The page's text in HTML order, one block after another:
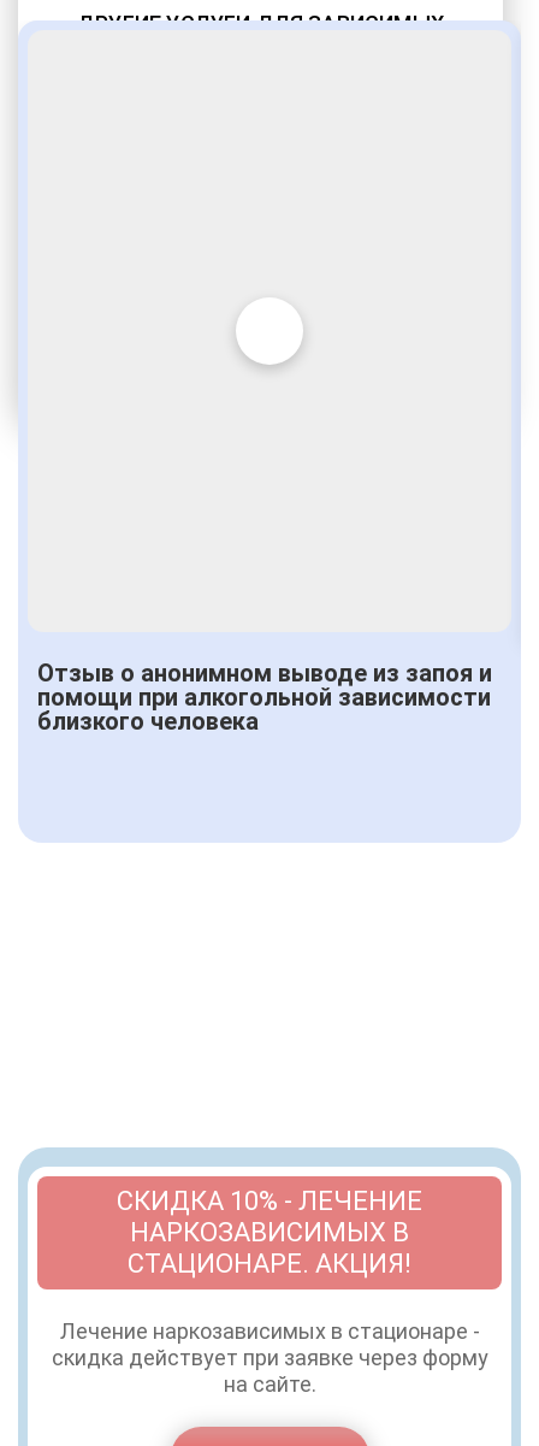
ДРУГИЕ УСЛУГИ ДЛЯ ЗАВИСИМЫХ
Отзыв о анонимном выводе из запоя и
помощи при алкогольной зависимости
близкого человека
СКИДКА 10% - ЛЕЧЕНИЕ
НАРКОЗАВИСИМЫХ В
СТАЦИОНАРЕ. АКЦИЯ!
Лечение наркозависимых в стационаре -
скидка действует при заявке через форму
на сайте.